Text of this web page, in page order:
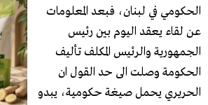
الحكومي في لبنان، فبعد المعلومات
عن لقاء يعقد اليوم بين رئيس
الجمهورية والرئيس المكلف تأليف
الحكومة وصلت الى حد القول ان
الحريري يحمل صيغة حكومية، يبدو